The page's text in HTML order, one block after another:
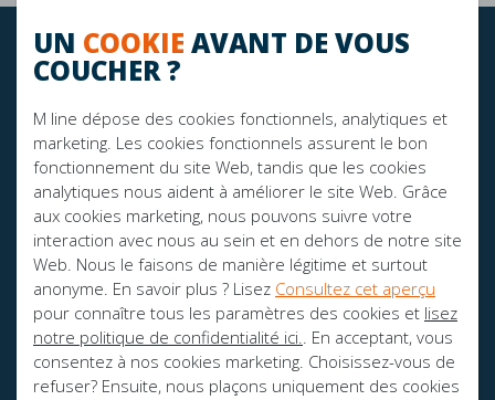
UN COOKIE AVANT DE VOUS
COUCHER ?
M line dépose des cookies fonctionnels, analytiques et
marketing. Les cookies fonctionnels assurent le bon
fonctionnement du site Web, tandis que les cookies
analytiques nous aident à améliorer le site Web. Grâce
aux cookies marketing, nous pouvons suivre votre
interaction avec nous au sein et en dehors de notre site
Web. Nous le faisons de manière légitime et surtout
anonyme. En savoir plus ? Lisez Consultez cet aperçu
pour connaître tous les paramètres des cookies et lisez
notre politique de confidentialité ici.
. En acceptant, vous
consentez à nos cookies marketing. Choisissez-vous de
refuser? Ensuite, nous plaçons uniquement des cookies
RESTEZ À JOUR!
FIER SPONSOR DE: